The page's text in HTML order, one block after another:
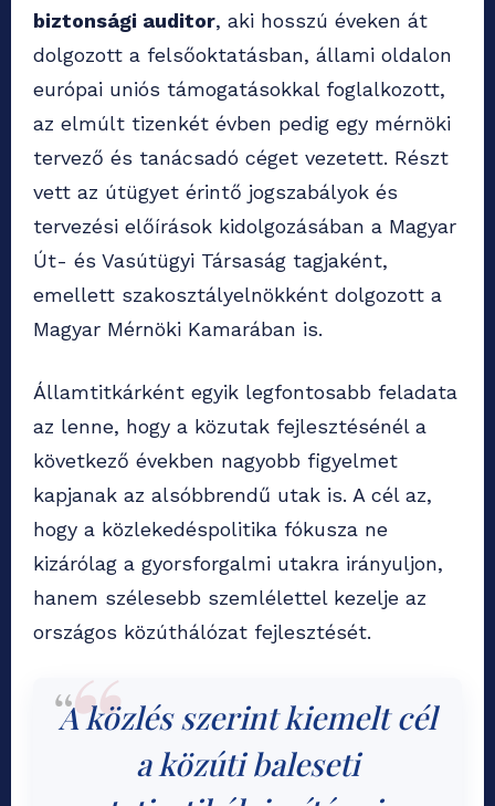
biztonsági auditor, aki hosszú éveken át
dolgozott a felsőoktatásban, állami oldalon
európai uniós támogatásokkal foglalkozott,
az elmúlt tizenkét évben pedig egy mérnöki
tervező és tanácsadó céget vezetett. Részt
vett az útügyet érintő jogszabályok és
tervezési előírások kidolgozásában a Magyar
Út- és Vasútügyi Társaság tagjaként,
emellett szakosztályelnökként dolgozott a
Magyar Mérnöki Kamarában is.
Államtitkárként egyik legfontosabb feladata
az lenne, hogy a közutak fejlesztésénél a
következő években nagyobb figyelmet
kapjanak az alsóbbrendű utak is. A cél az,
hogy a közlekedéspolitika fókusza ne
kizárólag a gyorsforgalmi utakra irányuljon,
hanem szélesebb szemlélettel kezelje az
országos közúthálózat fejlesztését.
A közlés szerint kiemelt cél
a közúti baleseti